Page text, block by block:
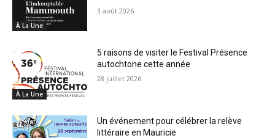
À La Une
3 août 2026
À La Une
5 raisons de visiter le Festival Présence
autochtone cette année
28 juillet 2026
Un événement pour célébrer la relève
littéraire en Mauricie